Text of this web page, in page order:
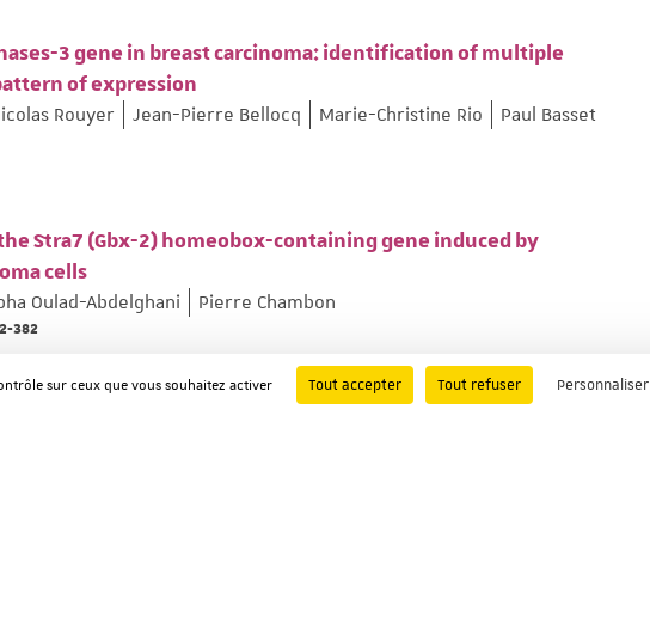
3 gene in breast carcinoma: identification of multiple
of expression
Rouyer Jean-Pierre Bellocq Marie-Christine Rio Paul Basset
Stra7 (Gbx-2) homeobox-containing gene induced by
cells
Oulad-Abdelghani Pierre Chambon
382
sur ceux que vous souhaitez activer Tout accepter Tout refuser Personnaliser